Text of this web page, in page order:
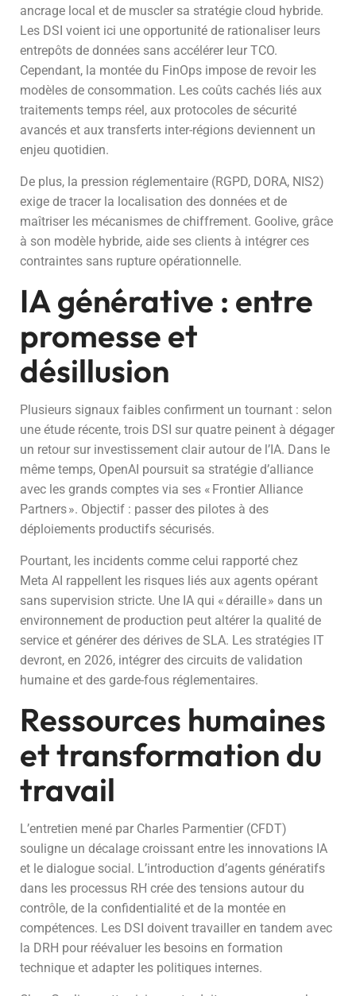
ancrage local et de muscler sa stratégie cloud hybride.
Les DSI voient ici une opportunité de rationaliser leurs
entrepôts de données sans accélérer leur TCO.
Cependant, la montée du FinOps impose de revoir les
modèles de consommation. Les coûts cachés liés aux
traitements temps réel, aux protocoles de sécurité
avancés et aux transferts inter-régions deviennent un
enjeu quotidien.
De plus, la pression réglementaire (RGPD, DORA, NIS2)
exige de tracer la localisation des données et de
maîtriser les mécanismes de chiffrement. Goolive, grâce
à son modèle hybride, aide ses clients à intégrer ces
contraintes sans rupture opérationnelle.
IA générative : entre
promesse et
désillusion
Plusieurs signaux faibles confirment un tournant : selon
une étude récente, trois DSI sur quatre peinent à dégager
un retour sur investissement clair autour de l’IA. Dans le
même temps, OpenAI poursuit sa stratégie d’alliance
avec les grands comptes via ses « Frontier Alliance
Partners ». Objectif : passer des pilotes à des
déploiements productifs sécurisés.
Pourtant, les incidents comme celui rapporté chez
Meta AI rappellent les risques liés aux agents opérant
sans supervision stricte. Une IA qui « déraille » dans un
environnement de production peut altérer la qualité de
service et générer des dérives de SLA. Les stratégies IT
devront, en 2026, intégrer des circuits de validation
humaine et des garde-fous réglementaires.
Ressources humaines
et transformation du
travail
L’entretien mené par Charles Parmentier (CFDT)
souligne un décalage croissant entre les innovations IA
et le dialogue social. L’introduction d’agents génératifs
dans les processus RH crée des tensions autour du
contrôle, de la confidentialité et de la montée en
compétences. Les DSI doivent travailler en tandem avec
la DRH pour réévaluer les besoins en formation
technique et adapter les politiques internes.